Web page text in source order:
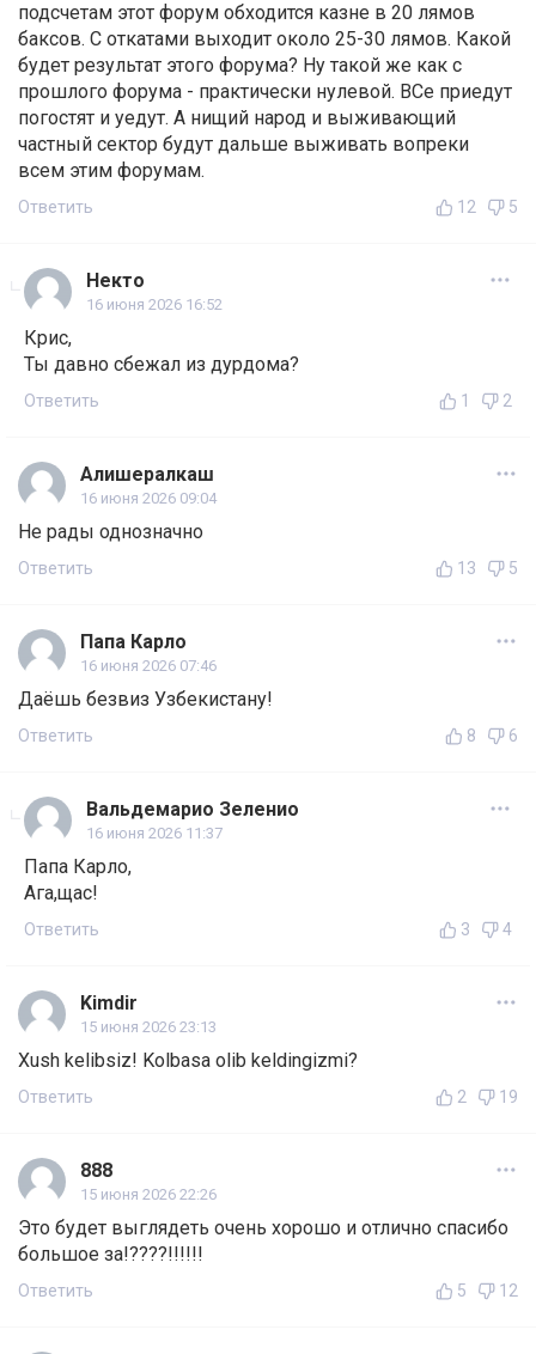
подсчетам этот форум обходится казне в 20 лямов
баксов. С откатами выходит около 25-30 лямов. Какой
будет результат этого форума? Ну такой же как с
прошлого форума - практически нулевой. ВСе приедут
погостят и уедут. А нищий народ и выживающий
частный сектор будут дальше выживать вопреки
всем этим форумам.
Ответить 12 5
Некто
16 июня 2026 16:52
Крис,
Ты давно сбежал из дурдома?
Ответить 1 2
Алишералкаш
16 июня 2026 09:04
Не рады однозначно
Ответить 13 5
Папа Карло
16 июня 2026 07:46
Даёшь безвиз Узбекистану!
Ответить 8 6
Вальдемарио Зеленио
16 июня 2026 11:37
Папа Карло,
Ага,щас!
Ответить 3 4
Kimdir
15 июня 2026 23:13
Xush kelibsiz! Kolbasa olib keldingizmi?
Ответить 2 19
888
15 июня 2026 22:26
Это будет выглядеть очень хорошо и отлично спасибо
большое за!????!!!!!!
Ответить 5 12